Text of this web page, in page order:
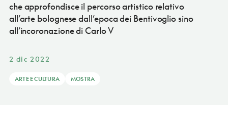
che approfondisce il percorso artistico relativo
all’arte bolognese dall’epoca dei Bentivoglio sino
all’incoronazione di Carlo V
2 dic 2022
ARTE E CULTURA MOSTRA